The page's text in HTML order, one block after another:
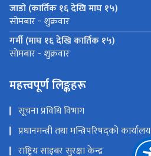
जाडो (कार्तिक १६ देखि माघ १५)
सोमबार - शुक्रवार
गर्मी (माघ १६ देखि कार्तिक १५)
सोमबार - शुक्रवार
महत्त्वपूर्ण लिङ्कहरू
सूचना प्रविधि विभाग
प्रधानमन्त्री तथा मन्त्रिपरिषद्को कार्यालय
राष्ट्रिय साइबर सुरक्षा केन्द्र